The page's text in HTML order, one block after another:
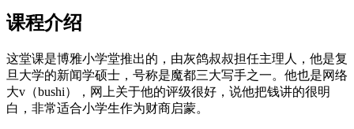
课程介绍
这堂课是博雅小学堂推出的，由灰鸽叔叔担任主理人，他是复
旦大学的新闻学硕士，号称是魔都三大写手之一。他也是网络
大v（bushi），网上关于他的评级很好，说他把钱讲的很明
白，非常适合小学生作为财商启蒙。